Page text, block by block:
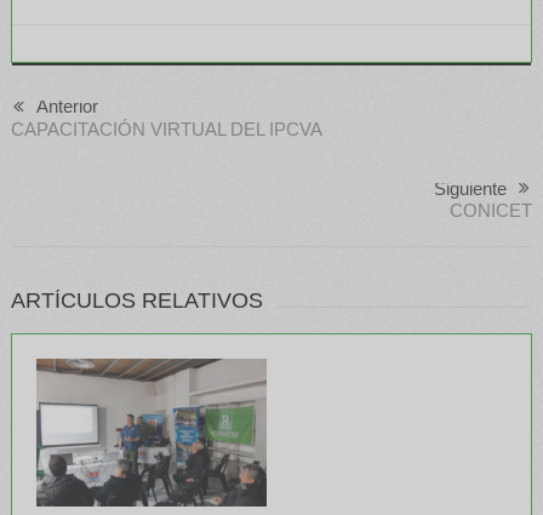
Anterior
CAPACITACIÓN VIRTUAL DEL IPCVA
Siguiente
CONICET
ARTÍCULOS RELATIVOS